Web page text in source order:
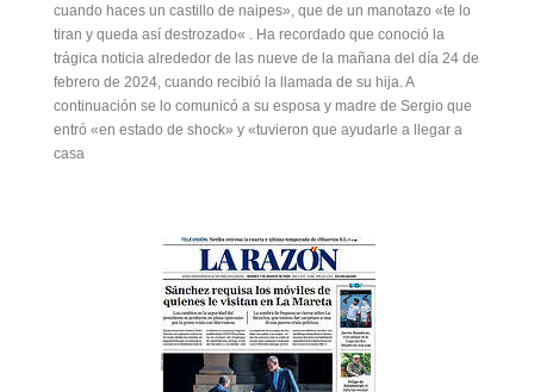
cuando haces un castillo de naipes», que de un manotazo «te lo
tiran y queda así destrozado« . Ha recordado que conoció la
trágica noticia alrededor de las nueve de la mañana del día 24 de
febrero de 2024, cuando recibió la llamada de su hija. A
continuación se lo comunicó a su esposa y madre de Sergio que
entró «en estado de shock» y «tuvieron que ayudarle a llegar a
casa